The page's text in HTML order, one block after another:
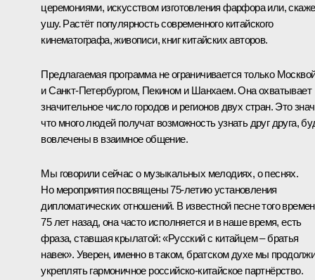
церемониями, искусством изготовления фарфора или,
ушу. Растёт популярность современного китайского
кинематографа, живописи, книг китайских авторов.
Предлагаемая программа не ограничивается только
и Санкт-Петербургом, Пекином и Шанхаем. Она охватывает
значительное число городов и регионов двух стран. Это
что много людей получат возможность узнать друг друга,
вовлечены в взаимное общение.
Мы говорили сейчас о музыкальных мелодиях, о песнях.
Но мероприятия посвящены 75-летию установления
дипломатических отношений. В известной песне того
75 лет назад, она часто исполняется и в наше время, есть
фраза, ставшая крылатой: «Русский с китайцем – братья
навек». Уверен, именно в таком, братском духе мы
укреплять гармоничное российско-китайское партнёрство.